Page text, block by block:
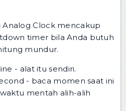
Clock mencakup
timer bila Anda butuh
mundur.
- alat itu sendiri.
- baca momen saat ini
mentah alih-alih